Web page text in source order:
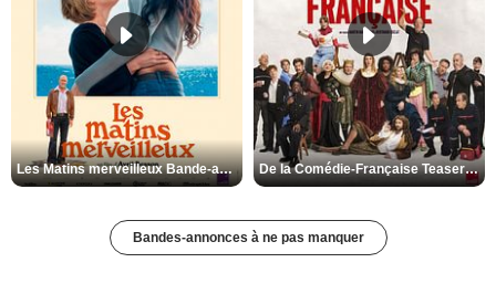
Les Matins merveilleux Bande-annonce VF De la Comédie-Française Teaser VF
Bandes-annonces à ne pas manquer